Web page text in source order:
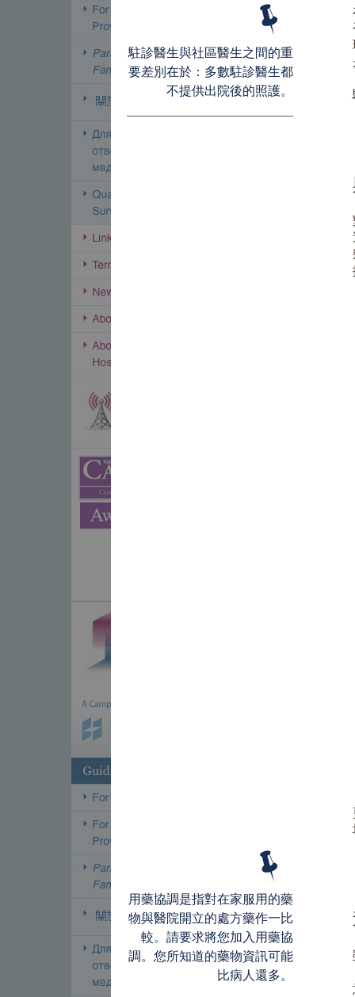
駐診醫生與社區醫生之間的重
要差別在於：多數駐診醫生都
不提供出院後的照護。
用藥協調是指對在家服用的藥
物與醫院開立的處方藥作一比
較。請要求將您加入用藥協
調。您所知道的藥物資訊可能
比病人還多。